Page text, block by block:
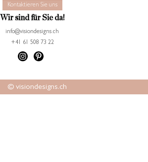
Kontaktieren Sie uns
Wir sind für Sie da!
info@visiondesigns.ch
+41 61 508 73 22
© visiondesigns.ch